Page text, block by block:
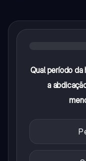
Qual período da
a